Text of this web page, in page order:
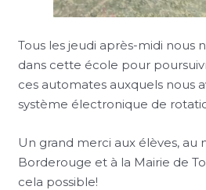
Tous les jeudi après-midi nous
dans cette école pour
ces automates auxquels nous
système électronique de
Un grand merci aux élèves, au
Borderouge et à la Mairie de
cela possible!